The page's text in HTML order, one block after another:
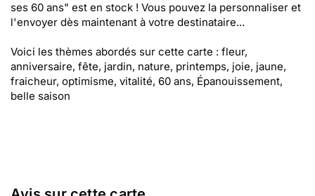
ses 60 ans" est en stock ! Vous pouvez la personnaliser et
l'envoyer dès maintenant à votre destinataire...
Voici les thèmes abordés sur cette carte : fleur,
anniversaire, fête, jardin, nature, printemps, joie, jaune,
fraicheur, optimisme, vitalité, 60 ans, Épanouissement,
belle saison